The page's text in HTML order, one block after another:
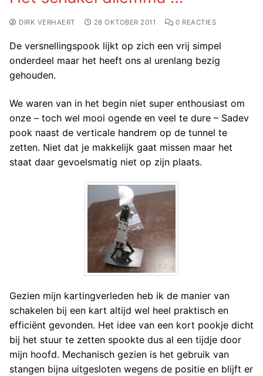
DIRK VERHAERT 28 OKTOBER 2011 0 REACTIES
De versnellingspook lijkt op zich een vrij simpel
onderdeel maar het heeft ons al urenlang bezig
gehouden.
We waren van in het begin niet super enthousiast om
onze – toch wel mooi ogende en veel te dure – Sadev
pook naast de verticale handrem op de tunnel te
zetten. Niet dat je makkelijk gaat missen maar het
staat daar gevoelsmatig niet op zijn plaats.
Gezien mijn kartingverleden heb ik de manier van
schakelen bij een kart altijd wel heel praktisch en
efficiënt gevonden. Het idee van een kort pookje dicht
bij het stuur te zetten spookte dus al een tijdje door
mijn hoofd. Mechanisch gezien is het gebruik van
stangen bijna uitgesloten wegens de positie en blijft er